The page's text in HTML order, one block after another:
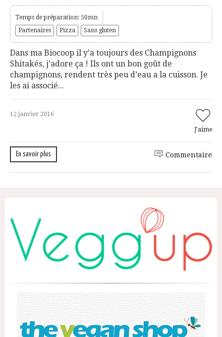
Temps de préparation: 50mn
Partenaires
Pizza Sans gluten
Dans ma Biocoop il y’a toujours des Champignons
Shitakés, j’adore ça ! Ils ont un bon goût de
champignons, rendent très peu d’eau a la cuisson. Je
les ai associé...
12 janvier 2016
J'aime
En savoir plus Commentaire